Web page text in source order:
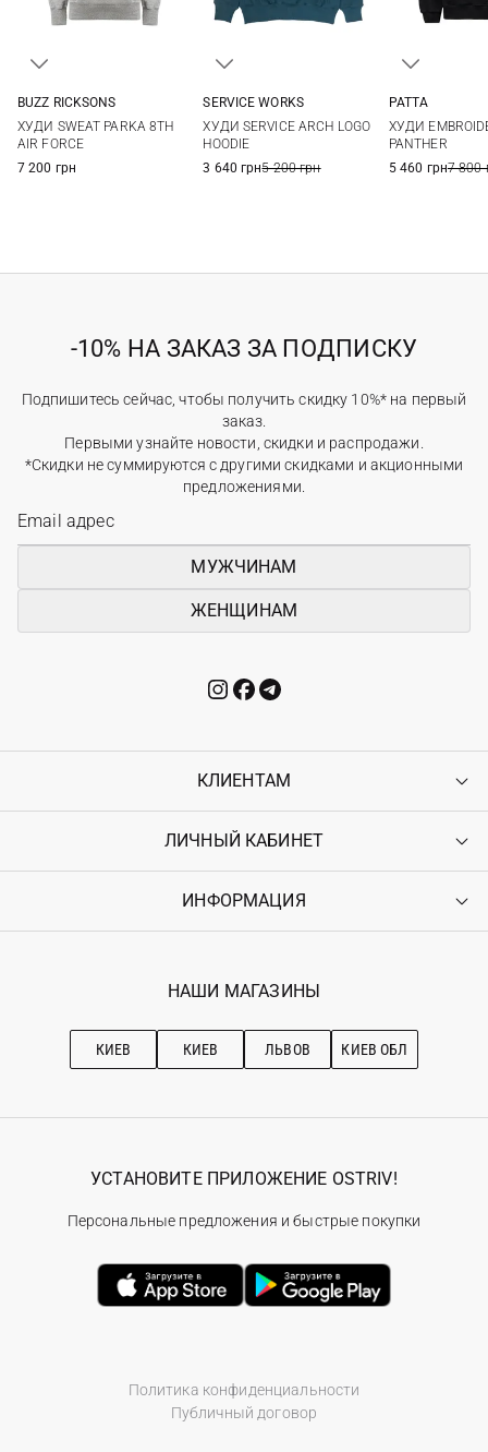
BUZZ RICKSONS
ХУДИ SWEAT PARKA 8TH
AIR FORCE
7 200 грн
SERVICE WORKS
ХУДИ SERVICE ARCH LOGO
HOODIE
3 640 грн5 200 грн
XXL
PATTA
ХУДИ
PANTHER
5 460 грн7 800
-10% НА ЗАКАЗ ЗА ПОДПИСКУ
Подпишитесь сейчас, чтобы получить скидку 10%* на первый
заказ.
Первыми узнайте новости, скидки и распродажи.
*Скидки не суммируются с другими скидками и акционными
предложениями.
МУЖЧИНАМ
ЖЕНЩИНАМ
КЛИЕНТАМ
Контакты
Возврат
Гарантия
ЛИЧНЫЙ КАБИНЕТ
Войти
Ostriv Club+
ИНФОРМАЦИЯ
Наши магазини
Рекомендации по уходу
НАШИ МАГАЗИНЫ
КИЕВ КИЕВ ЛЬВОВ КИЕВ ОБЛ
Политика конфиденциальности
Публичный договор
УСТАНОВИТЕ ПРИЛОЖЕНИЕ OSTRIV!
Персональные предложения и быстрые покупки